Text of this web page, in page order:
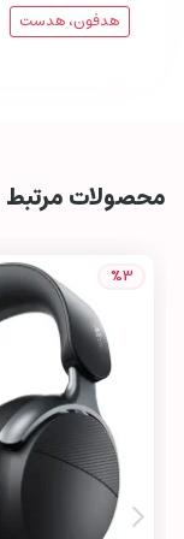
هدفون، هدست
محصولات مرتبط
%3